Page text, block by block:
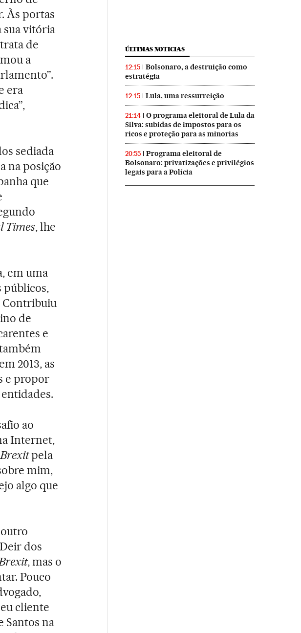
Às portas
sua vitória
de
a
era
sediada
na posição
que
Times, lhe
em uma
públicos,
Contribuiu
de
e
2013, as
e propor
ao
Internet,
Brexitpela
mim,
algo que
dos
, mas o
Pouco
cliente
Santos na
ÚLTIMAS NOTICIAS
12:15
Bolsonaro, a destruição como
estratégia
12:15 Lula, uma ressurreição
21:14
O programa eleitoral de Lula da
Silva: subidas de impostos para os
ricos e proteção para as minorias
20:55
Programa eleitoral de
Bolsonaro: privatizações e privilégios
legais para a Polícia